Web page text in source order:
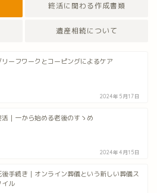
終活に関わる作成書類
遺産相続について
リーフワークとコーピングによるケア
2024年5月17日
活｜一から始める老後のすゝめ
2024年4月15日
後手続き｜オンライン葬儀という新しい葬儀ス
イル